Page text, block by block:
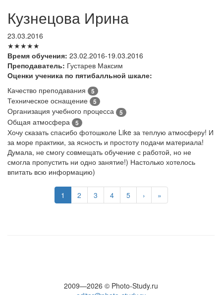
Кузнецова Ирина
23.03.2016
★★★★★
Время обучения: 23.02.2016-19.03.2016
Преподаватель: Густарев Максим
Оценки ученика по пятибалльной шкале:
Качество преподавания
5
Техническое оснащение 5
Организация учебного процесса 5
Общая атмосфера 5
Хочу сказать спасибо фотошколе Like за теплую атмосферу! И
за море практики, за ясность и простоту подачи материала!
Думала, не смогу совмещать обучение с работой, но не
смогла пропустить ни одно занятие!) Настолько хотелось
впитать всю информацию)
1 2 3 4 5 › »
2009—2026 © Photo-Study.ru